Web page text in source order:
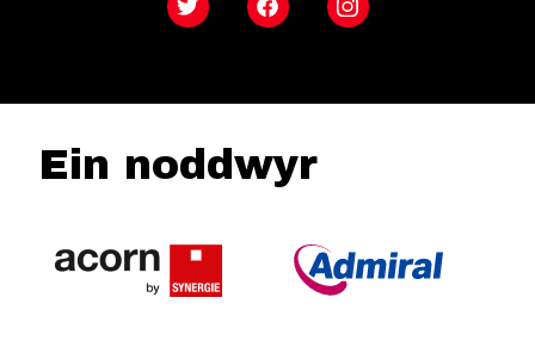
Twitter FacebookInstagram
Ein noddwyr